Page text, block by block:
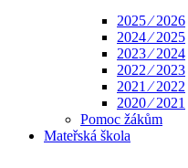
2025 ⁄ 2026
2024 ⁄ 2025
2023 ⁄ 2024
2022 ⁄ 2023
2021 ⁄ 2022
2020 ⁄ 2021
Pomoc žákům
Mateřská škola